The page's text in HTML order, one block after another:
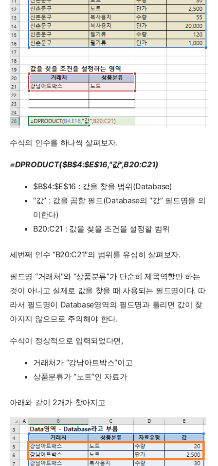
수식의 인수를 하나씩 살펴보자.
=DPRODUCT($B$4:$E$16,"값",B20:C21)
$B$4:$E$16 : 값을 찾을 범위(Database)
“값” : 값을 곱할 필드(Database의 “값” 필드명을 의
미한다)
B20:C21 : 값을 찾을 조건을 설정할 범위
세번째 인수 “B20:C21″의 범위를 유심히 살펴보자.
필드명 “거래처”와 “상품분류”가 단순히 제목역할만 하는
것이 아니고 실제로 값을 찾을 때 사용되는 필드명이다. 따
라서 필드명이 Database영역의 필드명과 틀리면 값이 찾
아지지 않으므로 주의해야 한다.
수식이 정상적으로 입력되었다면,
거래처가 “강남아트박스”이고
상품분류가 “노트”인 자료가
아래와 같이 2개가 찾아지고